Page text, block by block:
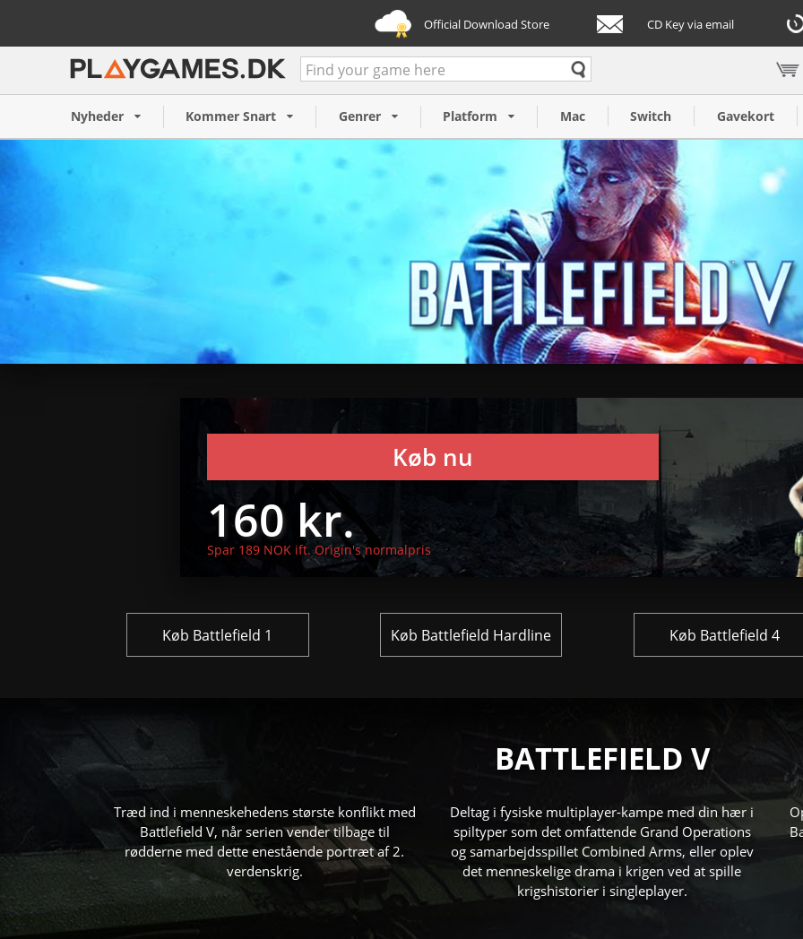
Official Download Store CD Key via email
Nyheder Kommer Snart Genrer Platform Mac Switch Gavekort
Køb nu
160 kr.
Spar 189 NOK ift. Origin's normalpris
Køb Battlefield 1 Køb Battlefield Hardline Køb Battlefield 4
BATTLEFIELD V
Træd ind i menneskehedens største konflikt med
Battlefield V, når serien vender tilbage til
rødderne med dette enestående portræt af 2.
verdenskrig.
Deltag i fysiske multiplayer-kampe med din hær i
spiltyper som det omfattende Grand Operations
og samarbejdsspillet Combined Arms, eller oplev
det menneskelige drama i krigen ved at spille
krigshistorier i singleplayer.